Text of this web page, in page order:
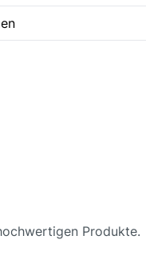
Produkte.